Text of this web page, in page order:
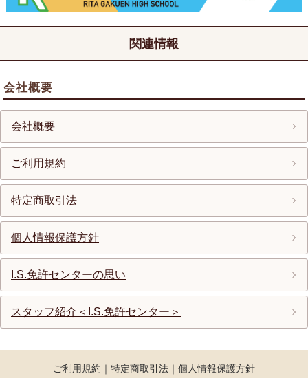
関連情報
会社概要
会社概要
ご利用規約
特定商取引法
個人情報保護方針
I.S.免許センターの思い
スタッフ紹介＜I.S.免許センター＞
ご利用規約 ｜ 特定商取引法 ｜ 個人情報保護方針